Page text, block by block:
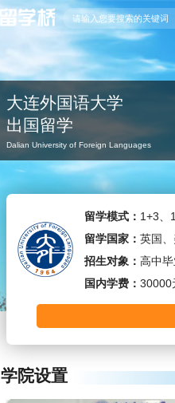
大连外国语大学
出国留学
Dalian University of Foreign Languages
留学模式： 1+3、
留学国家： 英国
招生对象： 高中
国内学费： 30000
学院设置